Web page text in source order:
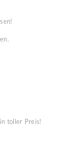
toller Preis!